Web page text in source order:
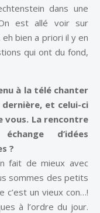
dans une
est allé voir sur
bien a priori il y en
qui ont du fond,
à la télé chanter
dernière, et celui-ci
vous. La rencontre
d’idées
?
fait de mieux avec
sommes des petits
c’est un vieux con…!
à l’ordre du jour.